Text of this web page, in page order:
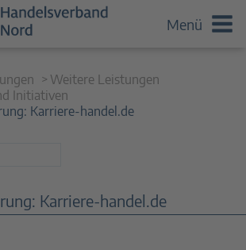
Menü
Weitere Leistungen
Initiativen
Karriere-handel.de
Karriere-handel.de